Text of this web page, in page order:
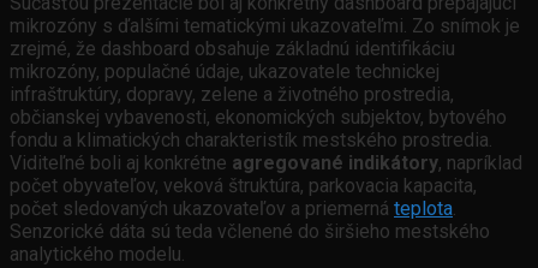
mikrozóny s ďalšími tematickými ukazovateľmi. Zo snímok je
zrejmé, že dashboard obsahuje základnú identifikáciu
mikrozóny, populačné údaje, ukazovatele technickej
infraštruktúry, dopravy, zelene a životného prostredia,
občianskej vybavenosti, ekonomických subjektov, bytového
fondu a klimatických charakteristík mestského prostredia.
Viditeľné boli aj konkrétne agregované indikátory, napríklad
počet obyvateľov, veková štruktúra, parkovacia kapacita,
počet sledovaných ukazovateľov a priemerná teplota.
Senzorické dáta sú teda včlenené do širšieho mestského
analytického modelu.